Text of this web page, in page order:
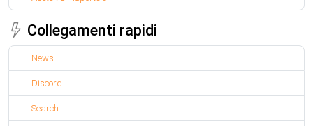
Collegamenti rapidi
News
Discord
Search